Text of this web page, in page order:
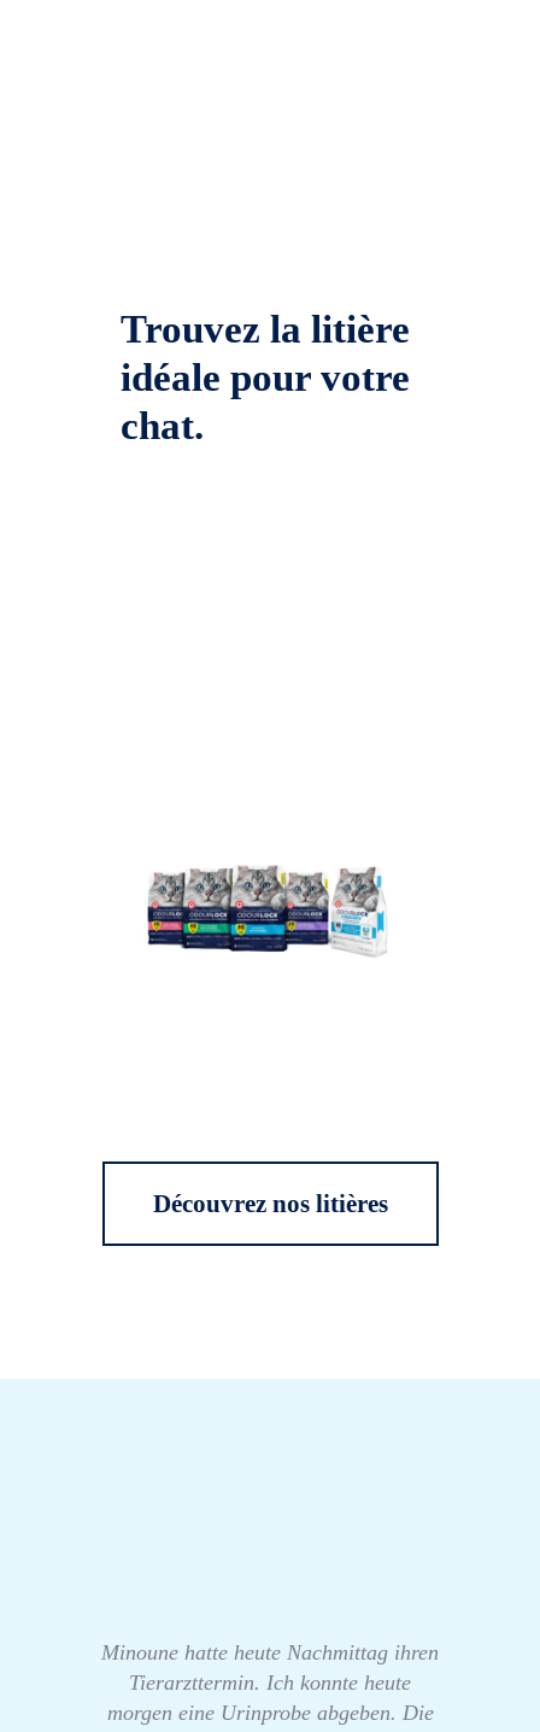
Trouvez la litière
idéale pour votre
chat.
Découvrez nos litières
Minoune hatte heute Nachmittag ihren
Tierarzttermin. Ich konnte heute
morgen eine Urinprobe abgeben. Die